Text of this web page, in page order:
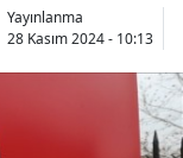
Yayınlanma
28 Kasım 2024 - 10:13